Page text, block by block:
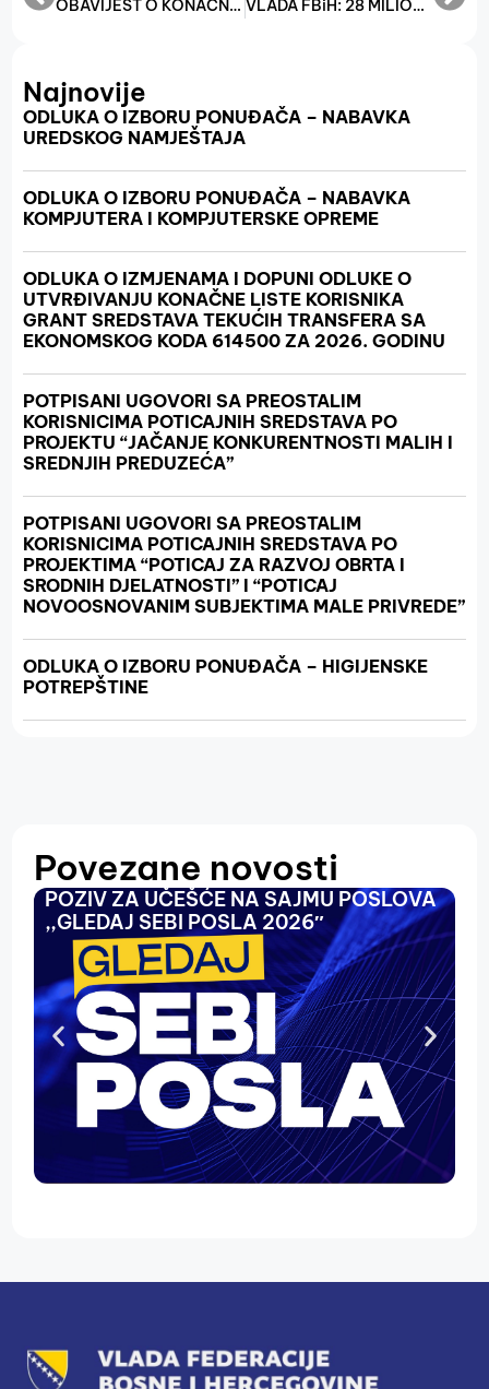
OBAVIJEST O KONAČNIM REZULTATIMA UREDBE O MJERAMA FINANSIJSKE POMOĆI PRIVATNIM POSLODAVCIMA, OBRTIMA I OSTALIM SAMOSTALNIM DJELATNOSTIMA U FEDERACIJI BOSNE I HERCEGOVINE U CILJU ODRŽAVANJA POSTOJEĆIH RADNIH MJESTA ZA 2025. GODINU ZA NOVEMBAR 2025. VLADA FBiH: 28 MILIONA KM PODRŠKE SEKTORU MALE PRIVREDE S CILJEM JAČANJA KONKURENTNOSTI
Najnovije
ODLUKA O IZBORU PONUĐAČA – NABAVKA
UREDSKOG NAMJEŠTAJA
ODLUKA O IZBORU PONUĐAČA – NABAVKA
KOMPJUTERA I KOMPJUTERSKE OPREME
ODLUKA O IZMJENAMA I DOPUNI ODLUKE O
UTVRĐIVANJU KONAČNE LISTE KORISNIKA
GRANT SREDSTAVA TEKUĆIH TRANSFERA SA
EKONOMSKOG KODA 614500 ZA 2026. GODINU
POTPISANI UGOVORI SA PREOSTALIM
KORISNICIMA POTICAJNIH SREDSTAVA PO
PROJEKTU “JAČANJE KONKURENTNOSTI MALIH I
SREDNJIH PREDUZEĆA”
POTPISANI UGOVORI SA PREOSTALIM
KORISNICIMA POTICAJNIH SREDSTAVA PO
PROJEKTIMA “POTICAJ ZA RAZVOJ OBRTA I
SRODNIH DJELATNOSTI” I “POTICAJ
NOVOOSNOVANIM SUBJEKTIMA MALE PRIVREDE”
ODLUKA O IZBORU PONUĐAČA – HIGIJENSKE
POTREPŠTINE
Povezane novosti
POZIV ZA UČEŠĆE NA SAJMU POSLOVA
,,GLEDAJ SEBI POSLA 2026″